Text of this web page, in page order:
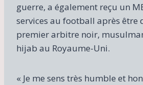
guerre, a également reçu un
services au football après être
premier arbitre noir,
hijab au Royaume-Uni.
« Je me sens très humble et